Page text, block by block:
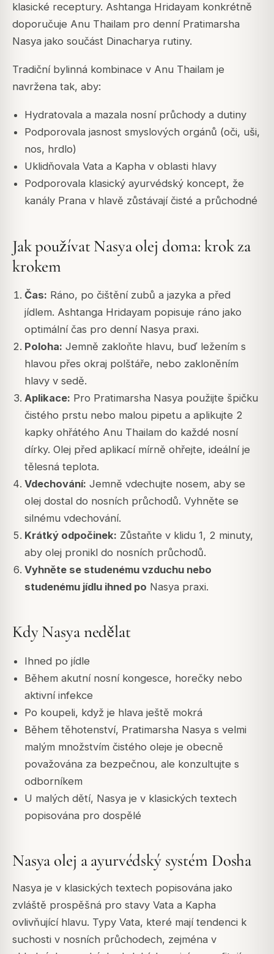
klasické receptury. Ashtanga Hridayam konkrétně
doporučuje Anu Thailam pro denní Pratimarsha
Nasya jako součást Dinacharya rutiny.
Tradiční bylinná kombinace v Anu Thailam je
navržena tak, aby:
Hydratovala a mazala nosní průchody a dutiny
Podporovala jasnost smyslových orgánů (oči, uši,
nos, hrdlo)
Uklidňovala Vata a Kapha v oblasti hlavy
Podporovala klasický ayurvédský koncept, že
kanály Prana v hlavě zůstávají čisté a průchodné
Jak používat Nasya olej doma: krok za
krokem
Čas: Ráno, po čištění zubů a jazyka a před
jídlem. Ashtanga Hridayam popisuje ráno jako
optimální čas pro denní Nasya praxi.
Poloha: Jemně zakloňte hlavu, buď ležením s
hlavou přes okraj polštáře, nebo zakloněním
hlavy v sedě.
Aplikace: Pro Pratimarsha Nasya použijte špičku
čistého prstu nebo malou pipetu a aplikujte 2
kapky ohřátého Anu Thailam do každé nosní
dírky. Olej před aplikací mírně ohřejte, ideální je
tělesná teplota.
Vdechování: Jemně vdechujte nosem, aby se
olej dostal do nosních průchodů. Vyhněte se
silnému vdechování.
Krátký odpočinek: Zůstaňte v klidu 1, 2 minuty,
aby olej pronikl do nosních průchodů.
Vyhněte se studenému vzduchu nebo
studenému jídlu ihned po Nasya praxi.
Kdy Nasya nedělat
Ihned po jídle
Během akutní nosní kongesce, horečky nebo
aktivní infekce
Po koupeli, když je hlava ještě mokrá
Během těhotenství, Pratimarsha Nasya s velmi
malým množstvím čistého oleje je obecně
považována za bezpečnou, ale konzultujte s
odborníkem
U malých dětí, Nasya je v klasických textech
popisována pro dospělé
Nasya olej a ayurvédský systém Dosha
Nasya je v klasických textech popisována jako
zvláště prospěšná pro stavy Vata a Kapha
ovlivňující hlavu. Typy Vata, které mají tendenci k
suchosti v nosních průchodech, zejména v